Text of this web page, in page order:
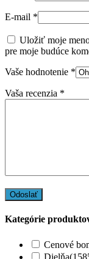
E-mail *
Uložiť moje
pre moje budúce
Vaše hodnotenie *
Vaša recenzia *
Kategórie
Cenové
Dielňa